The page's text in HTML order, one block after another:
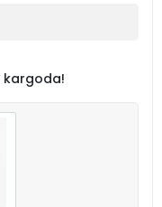
kargoda!